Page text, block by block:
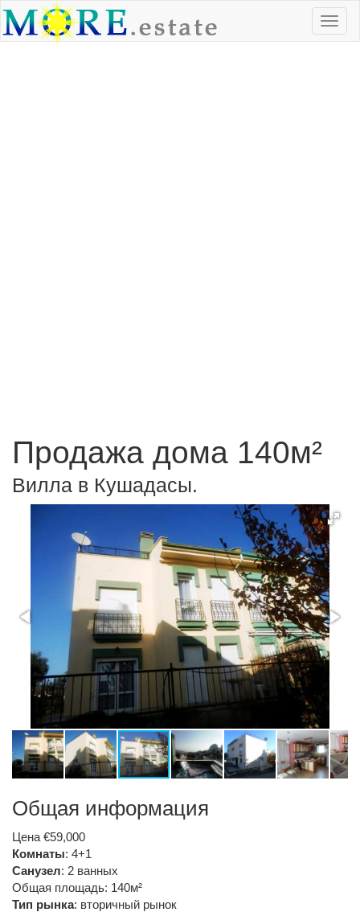
Продажа дома 140м²
Вилла в Кушадасы.
Общая информация
Цена €59,000
Комнаты: 4+1
Санузел: 2 ванных
Общая площадь: 140м²
Тип рынка: вторичный рынок